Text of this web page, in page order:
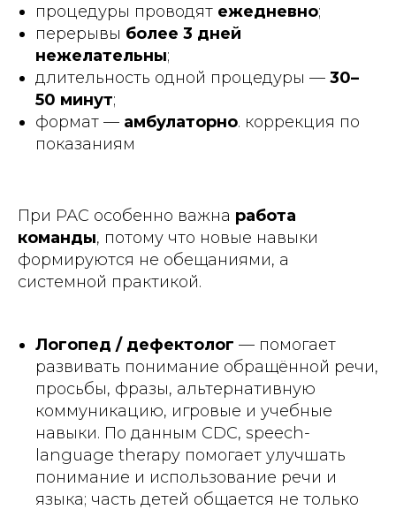
процедуры проводят ежедневно;
перерывы более 3 дней
нежелательны;
длительность одной процедуры — 30–
50 минут;
формат — амбулаторно. коррекция по
показаниям
При РАС особенно важна работа
команды, потому что новые навыки
формируются не обещаниями, а
системной практикой.
Логопед / дефектолог — помогает
развивать понимание обращённой речи,
просьбы, фразы, альтернативную
коммуникацию, игровые и учебные
навыки. По данным CDC, speech-
language therapy помогает улучшать
понимание и использование речи и
языка; часть детей общается не только